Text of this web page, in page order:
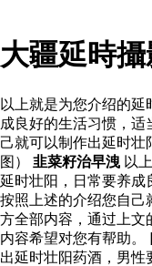
大疆延時
以上就是为您介绍的
成良好的生活习惯，
己就可以制作出延时壮
图） 韭菜籽治早洩 以
延时壮阳，日常要养成
按照上述的介绍您自己
方全部内容，通过上文
内容希望对您有帮助。
出延时壮阳药酒，男